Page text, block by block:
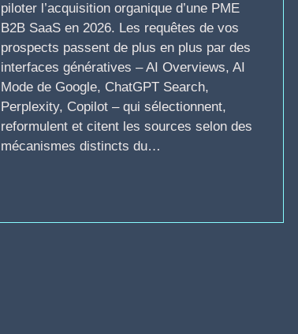
piloter l’acquisition organique d’une PME
B2B SaaS en 2026. Les requêtes de vos
prospects passent de plus en plus par des
interfaces génératives – AI Overviews, AI
Mode de Google, ChatGPT Search,
Perplexity, Copilot – qui sélectionnent,
reformulent et citent les sources selon des
mécanismes distincts du…